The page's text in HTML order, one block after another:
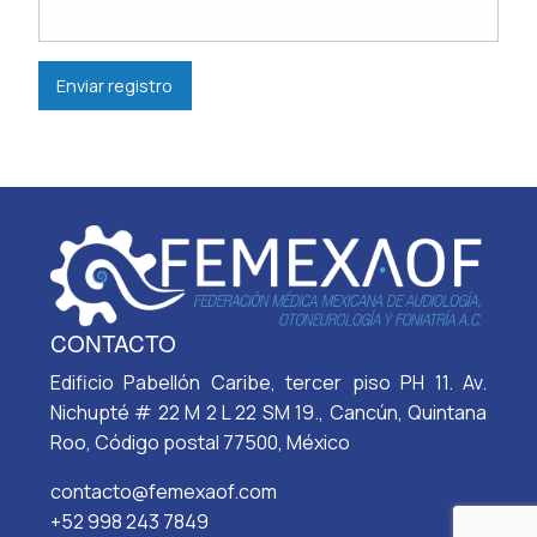
Enviar registro
CONTACTO
Edificio Pabellón Caribe, tercer piso PH 11. Av.
Nichupté # 22 M 2 L 22 SM 19., Cancún, Quintana
Roo, Código postal 77500, México
contacto@femexaof.com
+52 998 243 7849